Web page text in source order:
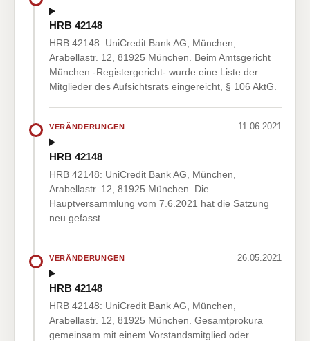
HRB 42148
HRB 42148: UniCredit Bank AG, München,
Arabellastr. 12, 81925 München. Beim Amtsgericht
München -Registergericht- wurde eine Liste der
Mitglieder des Aufsichtsrats eingereicht, § 106 AktG.
VERÄNDERUNGEN 11.06.2021
HRB 42148
HRB 42148: UniCredit Bank AG, München,
Arabellastr. 12, 81925 München. Die
Hauptversammlung vom 7.6.2021 hat die Satzung
neu gefasst.
VERÄNDERUNGEN 26.05.2021
HRB 42148
HRB 42148: UniCredit Bank AG, München,
Arabellastr. 12, 81925 München. Gesamtprokura
gemeinsam mit einem Vorstandsmitglied oder